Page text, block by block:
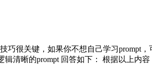
很关键，如果你不想自己学习prompt
清晰的prompt 回答如下： 根据以上内